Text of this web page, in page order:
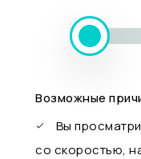
Возможные
Вы
со скоростью,